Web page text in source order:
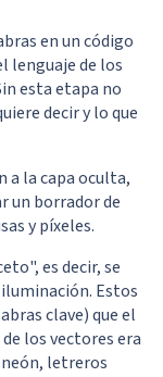
en un código
lenguaje de los
esta etapa no
decir y lo que
a la capa oculta,
un borrador de
y píxeles.
es decir, se
Estos
clave) que el
los vectores era
letreros